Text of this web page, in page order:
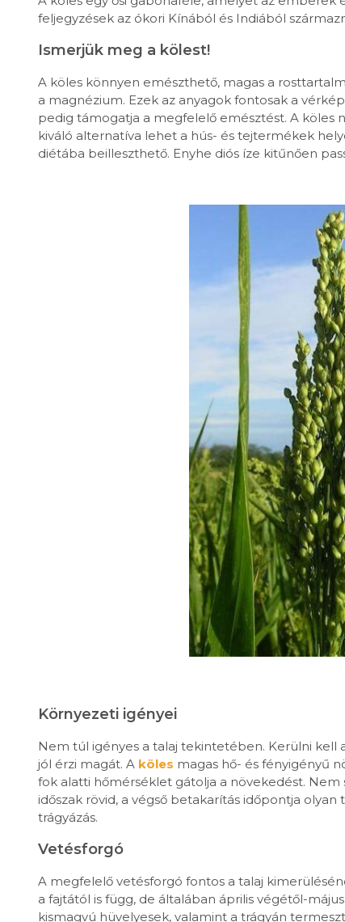
feljegyzések az ókori Kínából és Indiából
Ismerjük meg a kölest!
A köles könnyen emészthető, magas a
a magnézium. Ezek az anyagok fontosak a
pedig támogatja a megfelelő emésztést. A köles
kiváló alternatíva lehet a hús- és tejtermékek
diétába beilleszthető. Enyhe diós íze kitűnően
Környezeti igényei
Nem túl igényes a talaj tekintetében. Kerülni kell
jól érzi magát. A köles magas hő- és fényigényű
fok alatti hőmérséklet gátolja a növekedést. Nem
időszak rövid, a végső betakarítás időpontja
trágyázás.
Vetésforgó
A megfelelő vetésforgó fontos a talaj
a fajtától is függ, de általában április végétől-
kismagvú hüvelyesek, valamint a trágyán